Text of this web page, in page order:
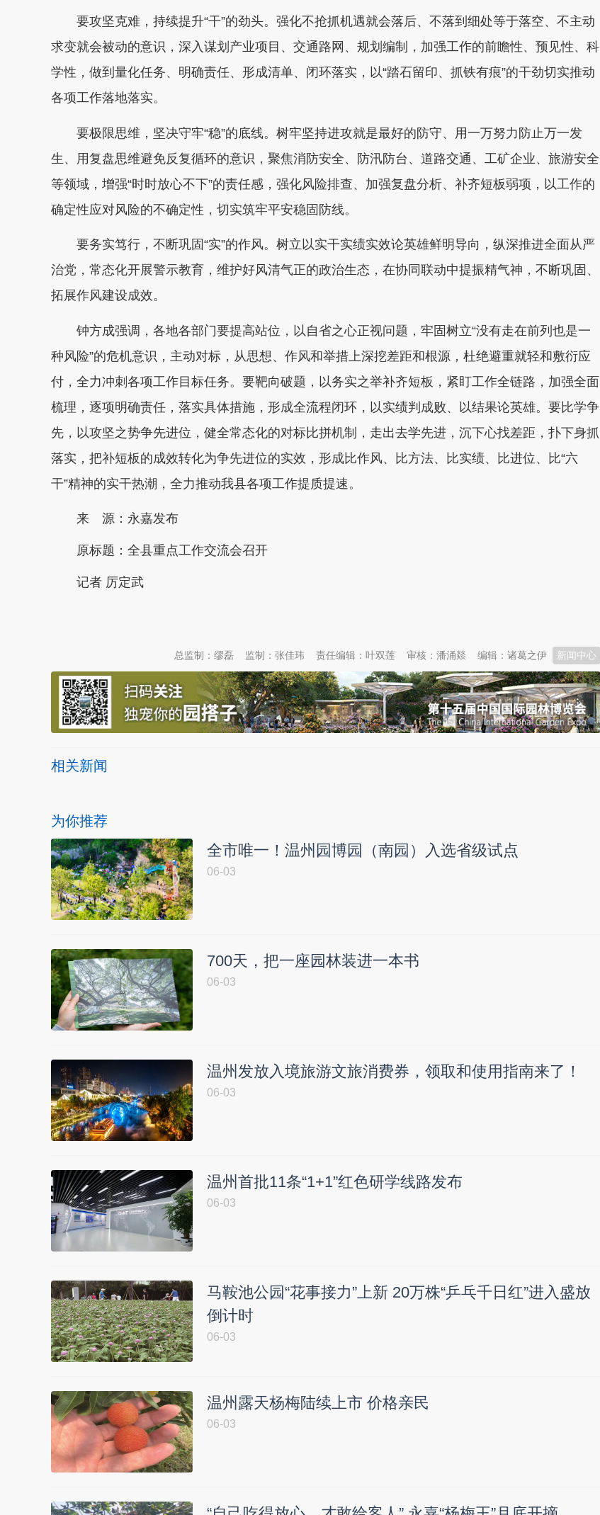
要攻坚克难，持续提升“干”的劲头。强化不抢抓机遇就会落后、不落到细处等于落空、不主动
求变就会被动的意识，深入谋划产业项目、交通路网、规划编制，加强工作的前瞻性、预见性、科
学性，做到量化任务、明确责任、形成清单、闭环落实，以“踏石留印、抓铁有痕”的干劲切实推动
各项工作落地落实。
要极限思维，坚决守牢“稳”的底线。树牢坚持进攻就是最好的防守、用一万努力防止万一发
生、用复盘思维避免反复循环的意识，聚焦消防安全、防汛防台、道路交通、工矿企业、旅游安全
等领域，增强“时时放心不下”的责任感，强化风险排查、加强复盘分析、补齐短板弱项，以工作的
确定性应对风险的不确定性，切实筑牢平安稳固防线。
要务实笃行，不断巩固“实”的作风。树立以实干实绩实效论英雄鲜明导向，纵深推进全面从严
治党，常态化开展警示教育，维护好风清气正的政治生态，在协同联动中提振精气神，不断巩固、
拓展作风建设成效。
钟方成强调，各地各部门要提高站位，以自省之心正视问题，牢固树立“没有走在前列也是一
种风险”的危机意识，主动对标，从思想、作风和举措上深挖差距和根源，杜绝避重就轻和敷衍应
付，全力冲刺各项工作目标任务。要靶向破题，以务实之举补齐短板，紧盯工作全链路，加强全面
梳理，逐项明确责任，落实具体措施，形成全流程闭环，以实绩判成败、以结果论英雄。要比学争
先，以攻坚之势争先进位，健全常态化的对标比拼机制，走出去学先进，沉下心找差距，扑下身抓
落实，把补短板的成效转化为争先进位的实效，形成比作风、比方法、比实绩、比进位、比“六
干”精神的实干热潮，全力推动我县各项工作提质提速。
来 源：永嘉发布
原标题： 全县重点工作交流会召开
记者 厉定武
新闻中心
编辑：诸葛之伊
审核：潘涌燚
责任编辑：叶双莲
监制：张佳玮
总监制：缪磊
相关新闻
为你推荐
全市唯一！温州园博园（南园）入选省级试点
06-03
700天，把一座园林装进一本书
06-03
温州发放入境旅游文旅消费券，领取和使用指南来了！
06-03
温州首批11条“1+1”红色研学线路发布
06-03
马鞍池公园“花事接力”上新 20万株“乒乓千日红”进入盛放
倒计时
06-03
温州露天杨梅陆续上市 价格亲民
06-03